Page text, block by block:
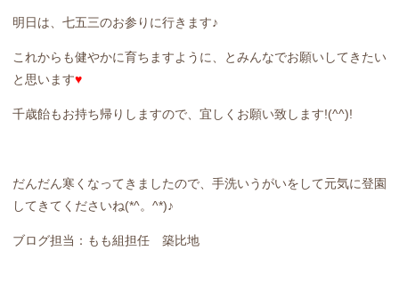
明日は、七五三のお参りに行きます♪
これからも健やかに育ちますように、とみんなでお願いしてきたい
と思います♥
千歳飴もお持ち帰りしますので、宜しくお願い致します!(^^)!
だんだん寒くなってきましたので、手洗いうがいをして元気に登園
してきてくださいね(*^。^*)♪
ブログ担当：もも組担任 築比地